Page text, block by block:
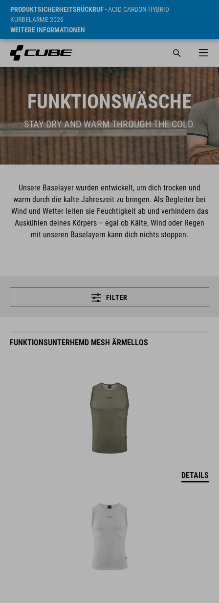
PRODUKTSICHERHEITSRÜCKRUF- ACID CARBON HYBRID
KURBELARME 2026
WEITERE INFORMATIONEN
FUNKTIONSWÄSCHE
STAY DRY AND WARM THROUGH THE COLD.
Unsere Baselayer wurden entwickelt, um dich trocken und
warm durch die kalte Jahreszeit zu bringen. Als Begleiter bei
Wind und Wetter leiten sie Feuchtigkeit ab und verhindern das
Auskühlen deines Körpers – egal ob Kälte, Wind oder Regen
mit unseren Baselayern kann dich nichts stoppen.
FILTER
FUNKTIONSUNTERHEMD MESH ÄRMELLOS
DETAILS